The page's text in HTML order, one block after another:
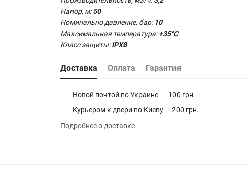
Напор, м:50
Номинально давление, бар:10
Максимальная температура:+35°С
Класс защиты:IPX8
Доставка Оплата Гарантия
Новой почтой по Украине — 100 грн.
Курьером к двери по Киеву — 200 грн.
Подробнее о доставке